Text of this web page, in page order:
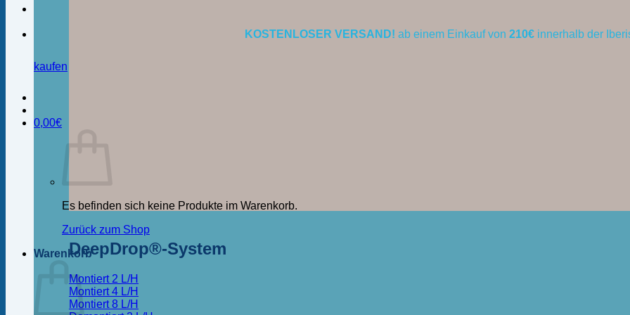
KOSTENLOSER VERSAND! ab einem Einkauf von 210€ innerhalb der
kaufen
0,00€
Es befinden sich keine Produkte im Warenkorb.
Zurück zum Shop
WarenkorbDeepDrop®-System
Montiert 2 L/H
Montiert 4 L/H
Montiert 8 L/H